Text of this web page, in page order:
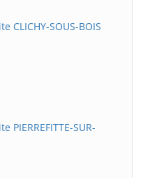
CLICHY-SOUS-BOIS
SUR-